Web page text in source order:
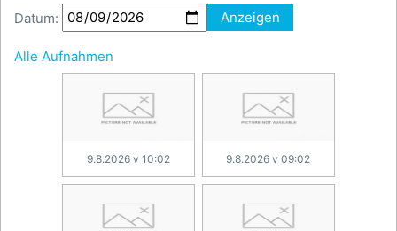
Datum: Anzeigen
Alle Aufnahmen
9.8.2026 v 10:02 9.8.2026 v 09:02